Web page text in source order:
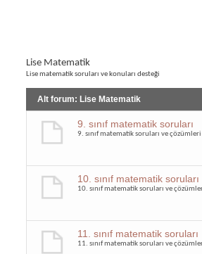
Lise Matematik
Lise matematik soruları ve konuları desteği
Alt forum: Lise Matematik
9. sınıf matematik soruları
9. sınıf matematik soruları ve çözümleri
10. sınıf matematik soruları
10. sınıf matematik soruları ve
11. sınıf matematik soruları
11. sınıf matematik soruları ve